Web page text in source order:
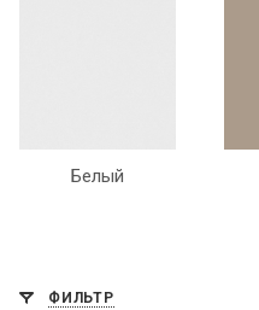
Белый
ФИЛЬТР